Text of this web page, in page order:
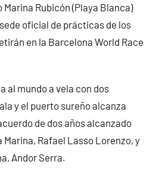
Rubicón (Playa Blanca)
oficial de prácticas de los
en la Barcelona World Race
al mundo a vela con dos
y el puerto sureño alcanza
de dos años alcanzado
Marina, Rafael Lasso Lorenzo, y
Andor Serra.